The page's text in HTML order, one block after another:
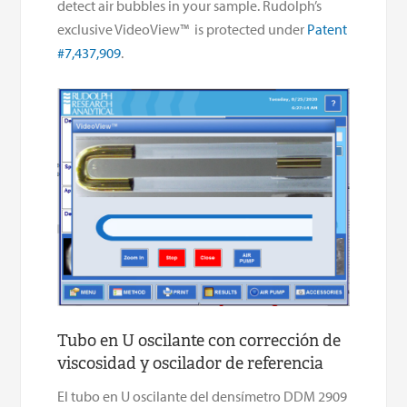
detect air bubbles in your sample. Rudolph’s
exclusive VideoView™ is protected under Patent
#7,437,909.
Tubo en U oscilante con corrección de
viscosidad y oscilador de referencia
El tubo en U oscilante del densímetro DDM 2909